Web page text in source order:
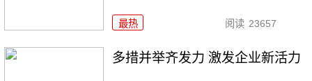
最热 阅读 23657
多措并举齐发力 激发企业新活力